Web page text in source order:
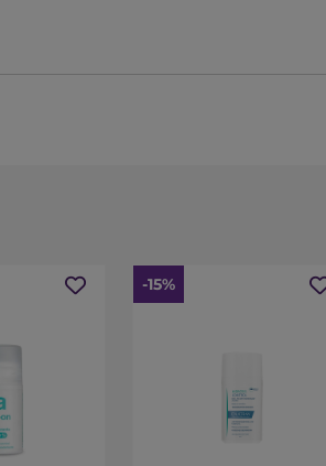
A sua textura é de rápida
Hipoalergénico. Não
responsáveis pela produção
transpiração.
-15%